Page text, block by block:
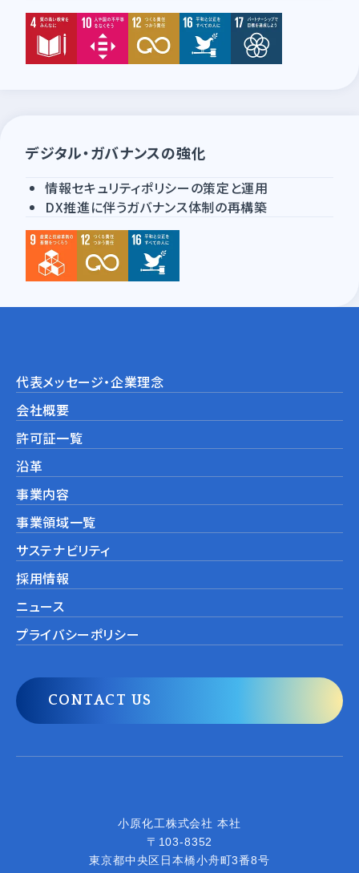
デジタル・ガバナンスの強化
情報セキュリティポリシーの策定と運用
DX推進に伴うガバナンス体制の再構築
代表メッセージ・企業理念
会社概要
許可証一覧
沿革
事業内容
事業領域一覧
サステナビリティ
採用情報
ニュース
プライバシーポリシー
CONTACT US
小原化工株式会社 本社
〒103-8352
東京都中央区日本橋小舟町3番8号